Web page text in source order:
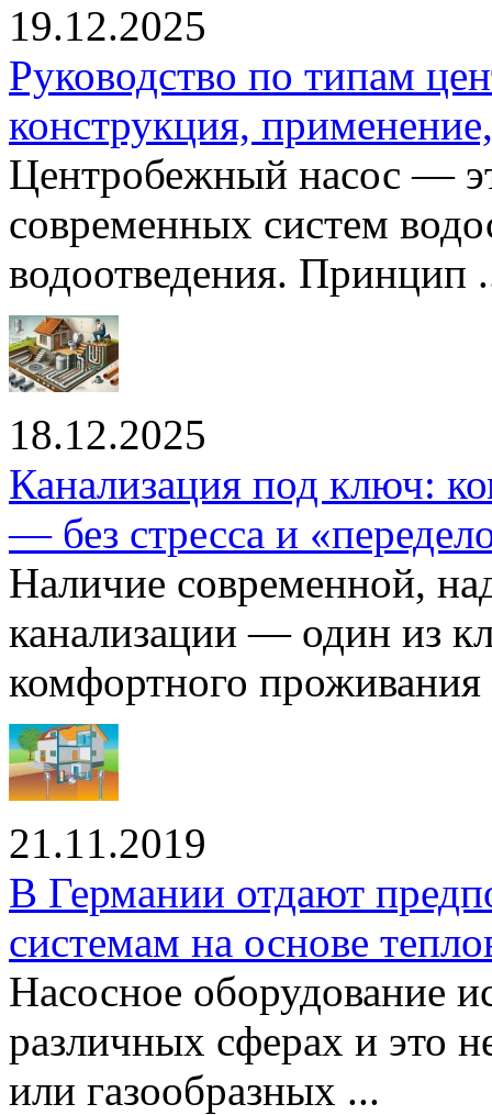
19.12.2025
Руководство по типам
конструкция,
Центробежный насос —
современных систем
водоотведения. Принцип
18.12.2025
Канализация под ключ:
— без стресса и
Наличие современной,
канализации — один из
комфортного проживания
21.11.2019
В Германии отдают
системам на основе
Насосное оборудование
различных сферах и это
или газообразных ...